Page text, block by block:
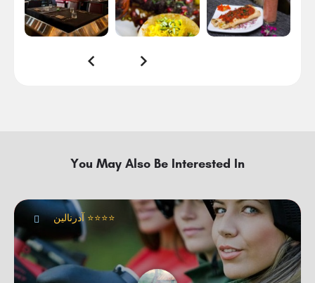
You May Also Be Interested In
آدرنالین ⭐⭐⭐⭐